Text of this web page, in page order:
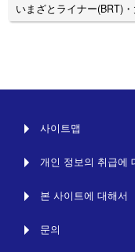
いまざとライナー(BRT)
사이트맵
개인 정보의 취급에
본 사이트에 대해서
문의